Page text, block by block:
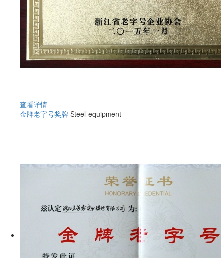
查看详情
金牌老字号奖牌 Steel-equipment